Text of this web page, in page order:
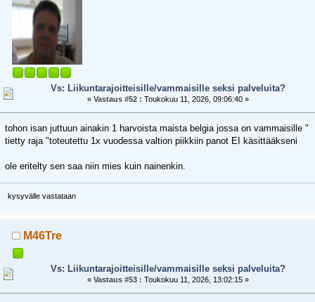
Vs: Liikuntarajoitteisille/vammaisille seksi palveluita?
«Vastaus #52 : Toukokuu 11, 2026, 09:06:40 »
tohon isan juttuun ainakin 1 harvoista maista belgia jossa on vammaisille "
tietty raja "toteutettu 1x vuodessa valtion piikkiin panot EI käsittääkseni
ole eritelty sen saa niin mies kuin nainenkin.
kysyvälle vastataan
M46Tre
Vs: Liikuntarajoitteisille/vammaisille seksi palveluita?
«Vastaus #53 : Toukokuu 11, 2026, 13:02:15 »